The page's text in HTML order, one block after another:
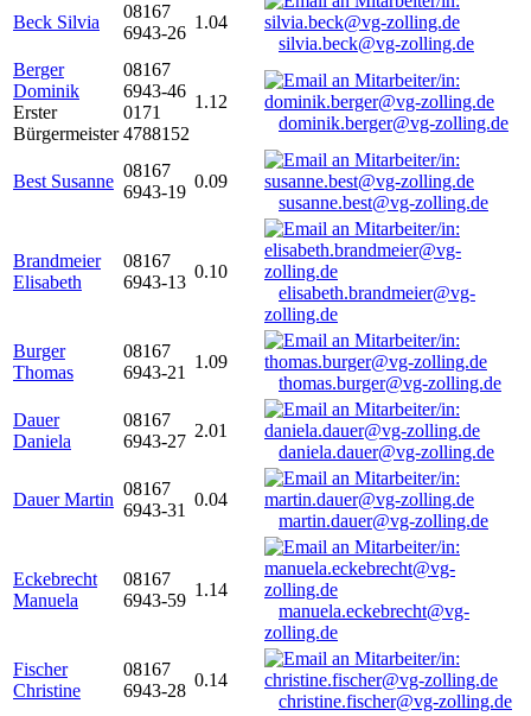
Beck Silvia
08167
6943-26
1.04
silvia.beck@vg-zolling.de
Berger
Dominik
Erster
Bürgermeister
08167
6943-46
0171
4788152
1.12
dominik.berger@vg-zolling.de
Best Susanne
08167
6943-19
0.09
susanne.best@vg-zolling.de
Brandmeier
Elisabeth
08167
6943-13
0.10
elisabeth.brandmeier@vg-
zolling.de
Burger
Thomas
08167
6943-21
1.09
thomas.burger@vg-zolling.de
Dauer
Daniela
08167
6943-27
2.01
daniela.dauer@vg-zolling.de
Dauer Martin
08167
6943-31
0.04
martin.dauer@vg-zolling.de
Eckebrecht
Manuela
08167
6943-59
1.14
manuela.eckebrecht@vg-
zolling.de
Fischer
Christine
08167
6943-28
0.14
christine.fischer@vg-zolling.de